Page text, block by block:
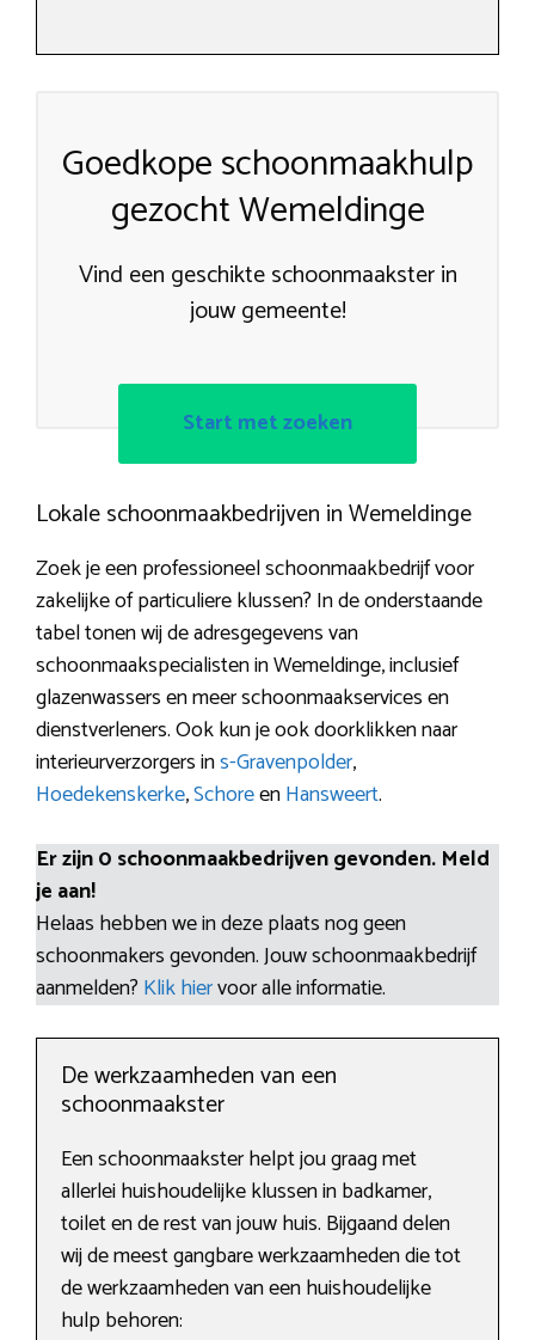
Goedkope schoonmaakhulp
gezocht Wemeldinge
Vind een geschikte schoonmaakster in
jouw gemeente!
Start met zoeken
Lokale schoonmaakbedrijven in Wemeldinge
Zoek je een professioneel schoonmaakbedrijf voor
zakelijke of particuliere klussen? In de onderstaande
tabel tonen wij de adresgegevens van
schoonmaakspecialisten in Wemeldinge, inclusief
glazenwassers en meer schoonmaakservices en
dienstverleners. Ook kun je ook doorklikken naar
interieurverzorgers ins-Gravenpolder,
Hoedekenskerke,SchoreenHansweert.
Er zijn 0 schoonmaakbedrijven gevonden. Meld
je aan!
Helaas hebben we in deze plaats nog geen
schoonmakers gevonden. Jouw schoonmaakbedrijf
aanmelden? Klik hiervoor alle informatie.
De werkzaamheden van een
schoonmaakster
Een schoonmaakster helpt jou graag met
allerlei huishoudelijke klussen in badkamer,
toilet en de rest van jouw huis. Bijgaand delen
wij de meest gangbare werkzaamheden die tot
de werkzaamheden van een huishoudelijke
hulp behoren: